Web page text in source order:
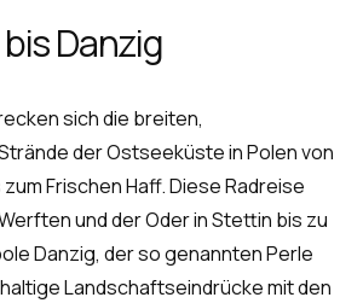
Danzig
sich die breiten,
der Ostseeküste in Polen von
Frischen Haff. Diese Radreise
und der Oder in Stettin bis zu
Danzig, der so genannten Perle
Landschaftseindrücke mit den